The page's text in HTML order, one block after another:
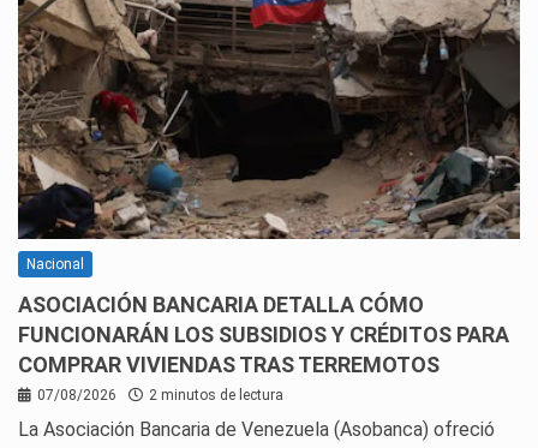
Nacional
ASOCIACIÓN BANCARIA DETALLA CÓMO
FUNCIONARÁN LOS SUBSIDIOS Y CRÉDITOS PARA
COMPRAR VIVIENDAS TRAS TERREMOTOS
07/08/2026 2 minutos de lectura
La Asociación Bancaria de Venezuela (Asobanca) ofreció